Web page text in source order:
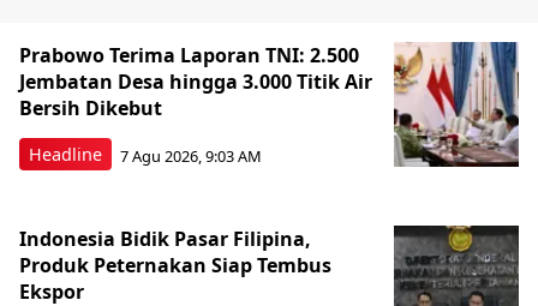
Headline
Prabowo Terima Laporan TNI: 2.500
Jembatan Desa hingga 3.000 Titik Air
Bersih Dikebut
7 Agu 2026, 9:03 AM
Indonesia Bidik Pasar Filipina,
Produk Peternakan Siap Tembus
Ekspor